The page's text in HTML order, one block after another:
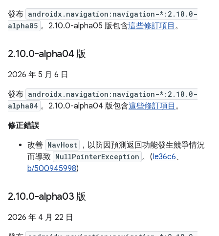
發布 androidx.navigation:navigation-*:2.10.0-
alpha05 。2.10.0-alpha05 版包含這些修訂項目 。
2.10.0-alpha04 版
2026 年 5 月 6 日
發布 androidx.navigation:navigation-*:2.10.0-
alpha04 。2.10.0-alpha04 版包含這些修訂項目 。
修正錯誤
改善 NavHost
，以防因預測返回功能發生競爭情況
而導致 NullPointerException 。(Ie36c6、
b/500945998)
2.10.0-alpha03 版
2026 年 4 月 22 日